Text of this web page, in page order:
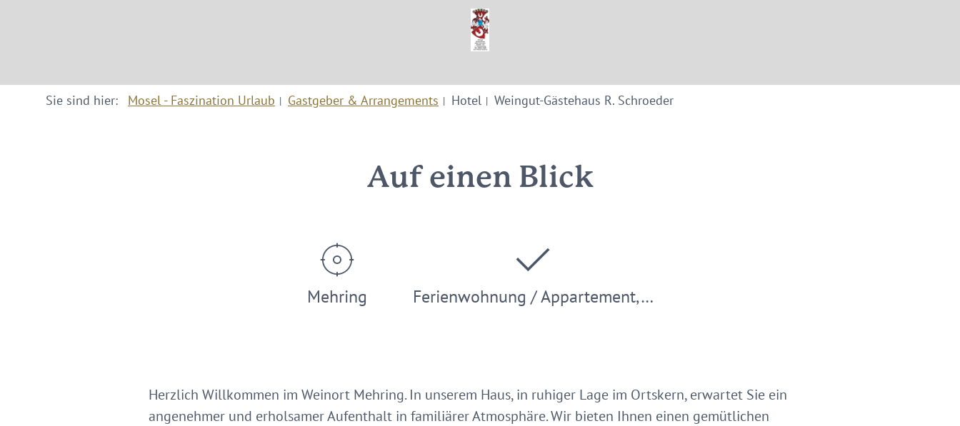
Sie sind hier: Mosel - Faszination Urlaub Gastgeber & Arrangements Hotel Weingut-Gästehaus R. Schroeder
Auf einen Blick
Mehring Ferienwohnung / Appartement,…
Herzlich Willkommen im Weinort Mehring. In unserem Haus, in ruhiger Lage im Ortskern, erwartet Sie ein
angenehmer und erholsamer Aufenthalt in familiärer Atmosphäre. Wir bieten Ihnen einen gemütlichen